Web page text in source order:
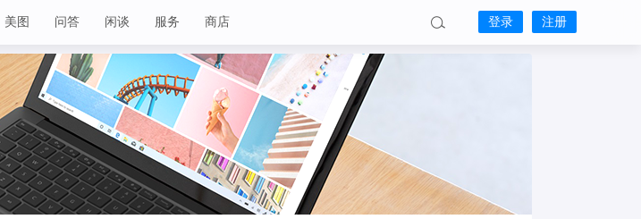
美图 问答 闲谈 服务 商店 登录 注册